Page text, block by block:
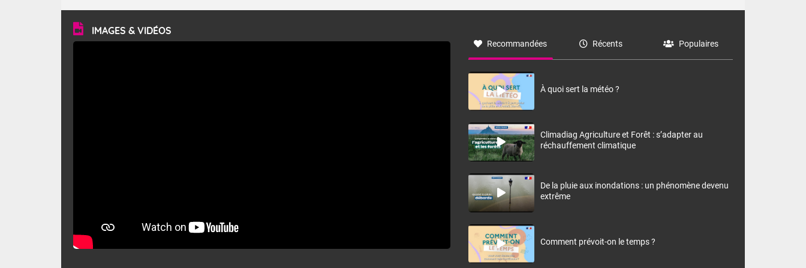
vitesse moyenne de 50 km/h et atteindre 80 à 100 km/h
en rafales, parfois davantage. Il parcourt la basse vallée
du Rhône et la Provence et envahit le littoral
méditerranéen à partir de la Camargue.
à nord-ouest, dans un secteur qui part du Roussillon à la
monts, en allusion aux régions montagneuses d’où
IMAGES & VIDÉOS
Recommandées Récents Populaires
À quoi sert la météo ?
Climadiag Agriculture et Forêt : s’adapter au
réchauffement climatique
De la pluie aux inondations : un phénomène devenu
extrême
Comment prévoit-on le temps ?